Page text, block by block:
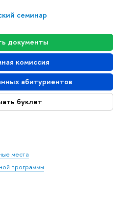
семинар
документы
комиссия
абитуриентов
буклет
места
программы